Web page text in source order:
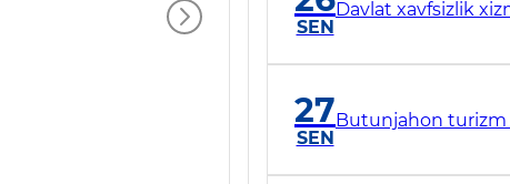
SEN
Davlat xavfsizlik
27
SEN
Butunjahon turizm